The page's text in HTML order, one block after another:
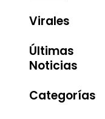
Virales
Últimas
Noticias
Categorías